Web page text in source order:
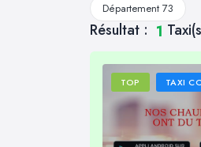
Département 73
Résultat : 1
TOP TAXI